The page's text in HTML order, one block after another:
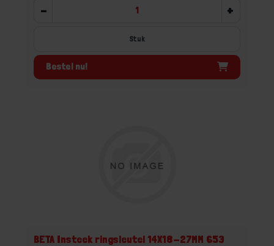
- +
Stuk
Bestel nu!
BETA Insteek ringsleutel 14X18-27MM 653